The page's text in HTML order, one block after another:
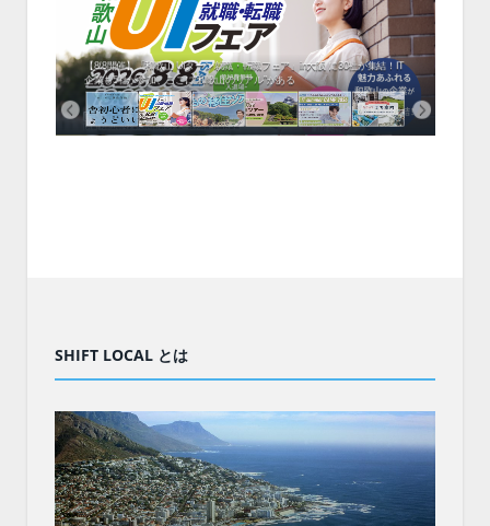
【8/8開催】「和歌山 UIターン就職・転職フェア」in大阪 に30社が集結！IT
企業も5社が参加、ここに“和歌山のリアル”がある
SHIFT LOCAL とは